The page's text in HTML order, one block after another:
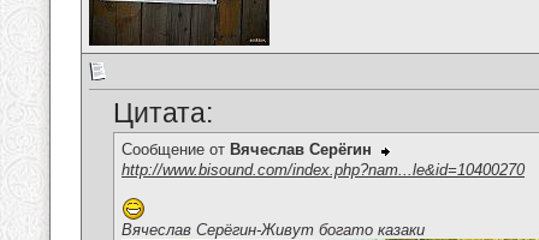
Цитата:
Сообщение от Вячеслав Серёгин
http://www.bisound.com/index.php?nam...le&id=10400270
Вячеслав Серёгин-Живут богато казаки